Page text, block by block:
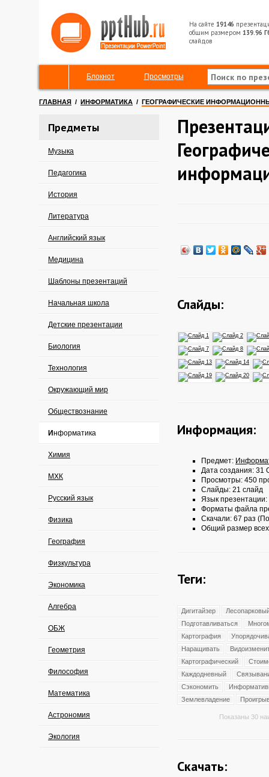
На сайте 19146
общим размером 139.96
слайдов
Блокнот Просмотры
ГЛАВНАЯ / ИНФОРМАТИКА / ГЕОГРАФИЧЕСКИЕ
Предметы
Музыка
Педагогика
История
Литература
Английский язык
Медицина
Шаблоны презентаций
Начальная школа
Детские презентации
Биология
Технология
Окружающий мир
Обществознание
Информатика
Химия
МХК
Русский язык
Физика
География
Физкультура
Экономика
Алгебра
ОБЖ
Геометрия
Философия
Математика
Астрономия
Экология
Слайды:
Информация:
Предмет:
Дата создания: 31
Просмотры: 450
Слайды: 21 слайд
Язык презентации:
Форматы файла
Скачали: 67 раз
Общий размер
Теги:
Дигитайзер
Подготавливаться
Картография
Наращивать
Картографический
Каждодневный
Сэкономить
Землевладение
Показаны 30
Скачать: